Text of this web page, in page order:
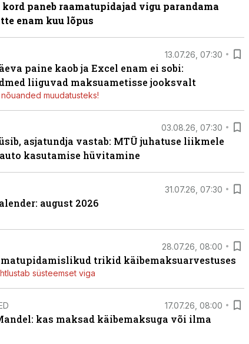
kord paneb raamatupidajad vigu parandama
enam kuu lõpus
13.07.26, 07:30
paine kaob ja Excel enam ei sobi:
liiguvad maksuametisse jooksvalt
muudatusteks!
03.08.26, 07:30
asjatundja vastab: MTÜ juhatuse liikmele
kasutamise hüvitamine
31.07.26, 07:30
august 2026
28.07.26, 08:00
trikid käibemaksuarvestuses
süsteemset viga
17.07.26, 08:00
kas maksad käibemaksuga või ilma